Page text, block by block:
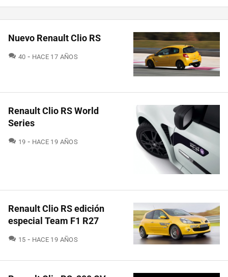
Nuevo Renault Clio RS
40 COMENTARIOS
HACE 17 AÑOS
Renault Clio RS World
Series
19 COMENTARIOS
HACE 19 AÑOS
Renault Clio RS edición
especial Team F1 R27
15 COMENTARIOS
HACE 19 AÑOS